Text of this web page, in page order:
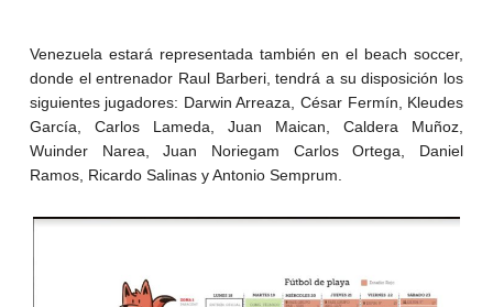
Venezuela estará representada también en el beach soccer,
donde el entrenador Raul Barberi, tendrá a su disposición los
siguientes jugadores: Darwin Arreaza, César Fermín, Kleudes
García, Carlos Lameda, Juan Maican, Caldera Muñoz,
Wuinder Narea, Juan Noriegam Carlos Ortega, Daniel
Ramos, Ricardo Salinas y Antonio Semprum.